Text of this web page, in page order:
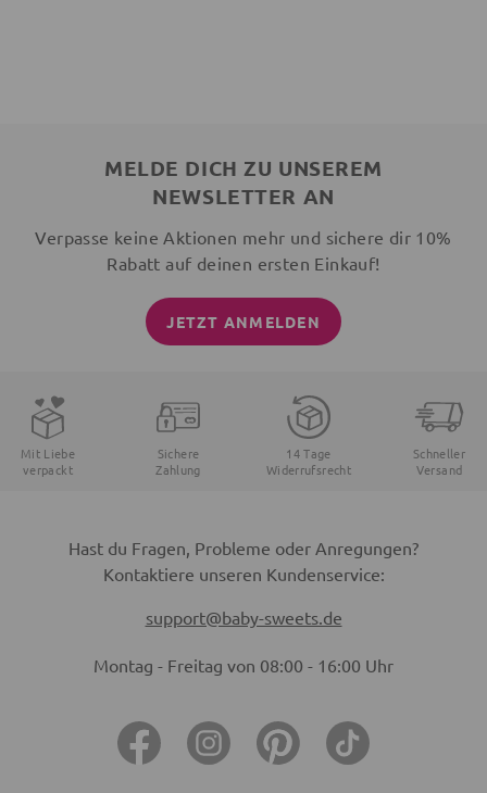
MELDE DICH ZU UNSEREM
NEWSLETTER AN
Verpasse keine Aktionen mehr und sichere dir 10%
Rabatt auf deinen ersten Einkauf!
JETZT ANMELDEN
Mit Liebe
verpackt
Sichere
Zahlung
14 Tage
Widerrufsrecht
Schneller
Versand
Hast du Fragen, Probleme oder Anregungen?
Kontaktiere unseren Kundenservice:
support@baby-sweets.de
Montag - Freitag von 08:00 - 16:00 Uhr